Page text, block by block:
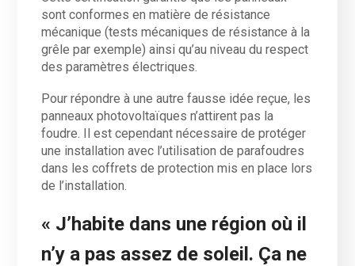
sont conformes en matière de résistance
mécanique (tests mécaniques de résistance à la
grêle par exemple) ainsi qu’au niveau du respect
des paramètres électriques.
Pour répondre à une autre fausse idée reçue, les
panneaux photovoltaïques n’attirent pas la
foudre. Il est cependant nécessaire de protéger
une installation avec l’utilisation de parafoudres
dans les coffrets de protection mis en place lors
de l’installation.
« J’habite dans une région où il
n’y a pas assez de soleil. Ça ne